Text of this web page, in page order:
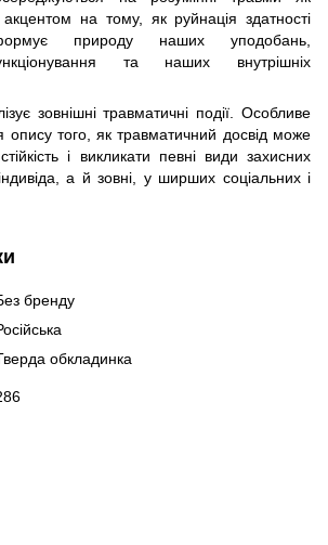
акцентом на тому, як руйнація здатності
природу наших уподобань,
та наших внутрішніх
зовнішні травматичні події. Особливе
опису того, як травматичний досвід може
і викликати певні види захисних
а й зовні, у ширших соціальних і
бренду
обкладинка